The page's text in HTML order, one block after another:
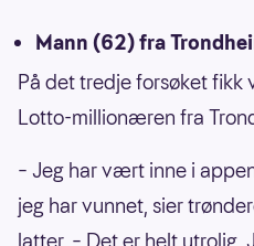
Mann (62) fra
På det tredje forsøket fikk
Lotto-millionæren fra
– Jeg har vært inne i
jeg har vunnet, sier